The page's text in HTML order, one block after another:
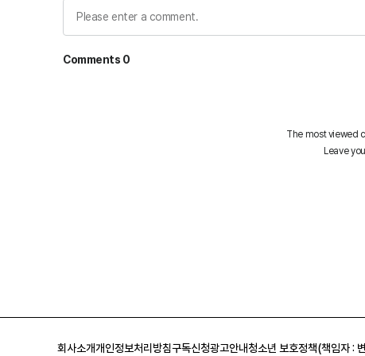
회사소개개인정보처리방침구독신청광고안내청소년 보호정책(책임자 :